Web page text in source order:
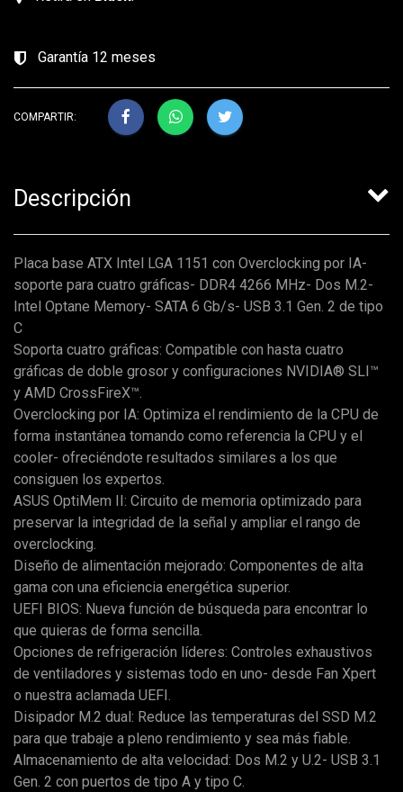
Garantía 12 meses
COMPARTIR:
Descripción
Placa base ATX Intel LGA 1151 con Overclocking por IA-
soporte para cuatro gráficas- DDR4 4266 MHz- Dos M.2-
Intel Optane Memory- SATA 6 Gb/s- USB 3.1 Gen. 2 de tipo
C
Soporta cuatro gráficas: Compatible con hasta cuatro
gráficas de doble grosor y configuraciones NVIDIA® SLI™
y AMD CrossFireX™.
Overclocking por IA: Optimiza el rendimiento de la CPU de
forma instantánea tomando como referencia la CPU y el
cooler- ofreciéndote resultados similares a los que
consiguen los expertos.
ASUS OptiMem II: Circuito de memoria optimizado para
preservar la integridad de la señal y ampliar el rango de
overclocking.
Diseño de alimentación mejorado: Componentes de alta
gama con una eficiencia energética superior.
UEFI BIOS: Nueva función de búsqueda para encontrar lo
que quieras de forma sencilla.
Opciones de refrigeración líderes: Controles exhaustivos
de ventiladores y sistemas todo en uno- desde Fan Xpert
o nuestra aclamada UEFI.
Disipador M.2 dual: Reduce las temperaturas del SSD M.2
para que trabaje a pleno rendimiento y sea más fiable.
Almacenamiento de alta velocidad: Dos M.2 y U.2- USB 3.1
Gen. 2 con puertos de tipo A y tipo C.